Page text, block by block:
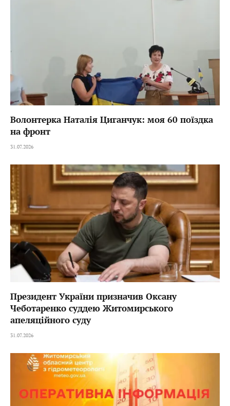
Волонтерка Наталія Циганчук: моя 60 поїздка
на фронт
31.07.2026
Президент України призначив Оксану
Чеботаренко суддею Житомирського
апеляційного суду
31.07.2026